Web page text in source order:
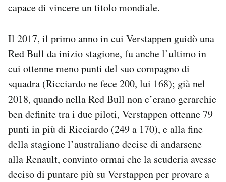
capace di vincere un titolo mondiale.
Il 2017, il primo anno in cui Verstappen guidò una
Red Bull da inizio stagione, fu anche l’ultimo in
cui ottenne meno punti del suo compagno di
squadra (Ricciardo ne fece 200, lui 168); già nel
2018, quando nella Red Bull non c’erano gerarchie
ben definite tra i due piloti, Verstappen ottenne 79
punti in più di Ricciardo (249 a 170), e alla fine
della stagione l’australiano decise di andarsene
alla Renault, convinto ormai che la scuderia avesse
deciso di puntare più su Verstappen per provare a